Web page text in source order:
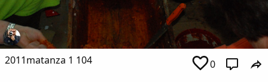
2011matanza 1 104 0